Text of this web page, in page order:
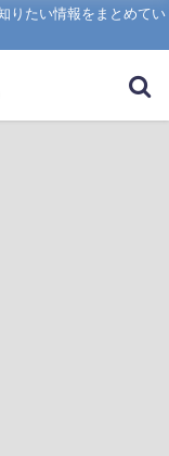
りたい情報をまとめてい